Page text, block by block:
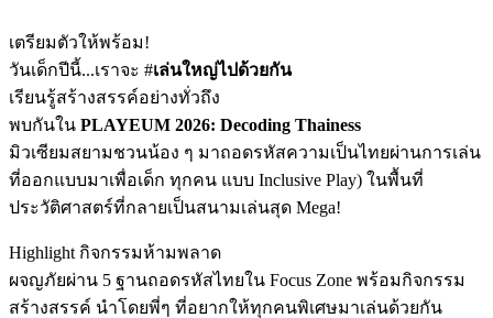
เตรียมตัวให้พร้อม!
วันเด็กปีนี้...เราจะ #เล่นใหญ่ไปด้วยกัน
เรียนรู้สร้างสรรค์อย่างทั่วถึง
พบกันใน PLAYEUM 2026: Decoding Thainess
มิวเซียมสยามชวนน้อง ๆ มาถอดรหัสความเป็นไทยผ่านการเล่น
ที่ออกแบบมาเพื่อเด็ก ทุกคน แบบ Inclusive Play) ในพื้นที่
ประวัติศาสตร์ที่กลายเป็นสนามเล่นสุด Mega!
Highlight กิจกรรมห้ามพลาด
ผจญภัยผ่าน 5 ฐานถอดรหัสไทยใน Focus Zone พร้อมกิจกรรม
สร้างสรรค์ นำโดยพี่ๆ ที่อยากให้ทุกคนพิเศษมาเล่นด้วยกัน